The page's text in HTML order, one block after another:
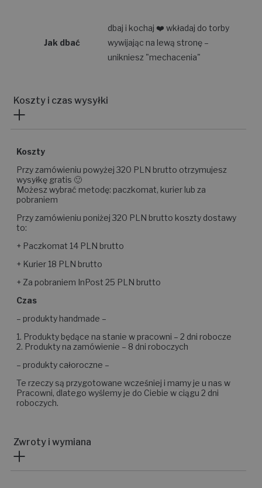
Jak dbać
dbaj i kochaj ❤️ wkładaj do torby
wywijając na lewą stronę –
unikniesz "mechacenia"
Koszty i czas wysyłki
Koszty
Przy zamówieniu powyżej 320 PLN brutto otrzymujesz
wysyłkę gratis 🙂
Możesz wybrać metodę: paczkomat, kurier lub za
pobraniem
Przy zamówieniu poniżej 320 PLN brutto koszty dostawy
to:
+ Paczkomat 14 PLN brutto
+ Kurier 18 PLN brutto
+ Za pobraniem InPost 25 PLN brutto
Czas
– produkty handmade –
1. Produkty będące na stanie w pracowni – 2 dni robocze
2. Produkty na zamówienie – 8 dni roboczych
– produkty całoroczne –
Te rzeczy są przygotowane wcześniej i mamy je u nas w
Pracowni, dlatego wyślemy je do Ciebie w ciągu 2 dni
roboczych.
Zwroty i wymiana